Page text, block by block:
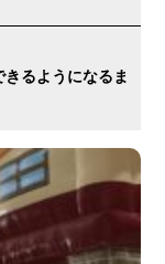
るようになるま